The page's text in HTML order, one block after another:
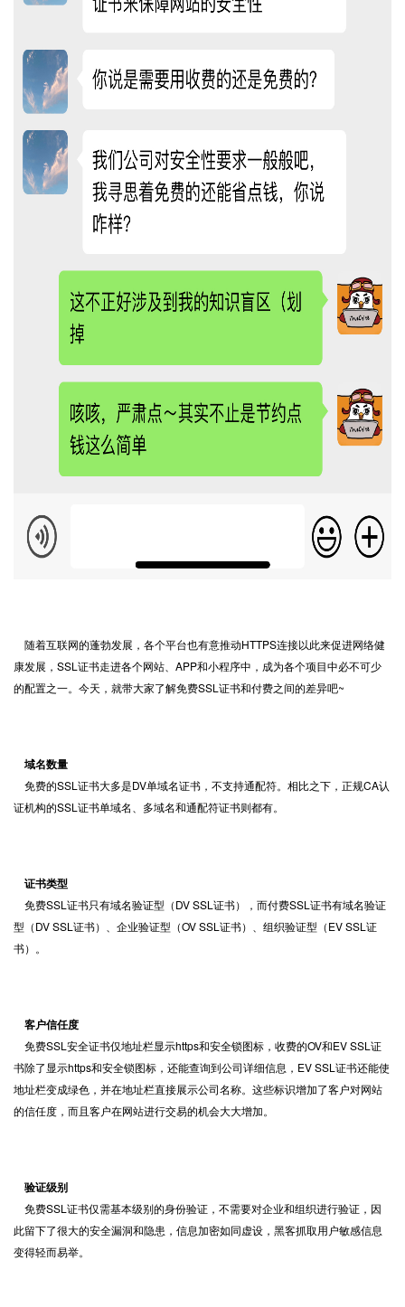
随着互联网的蓬勃发展，各个平台也有意推动HTTPS连接以此来促进网络健
康发展， SSL证书走进各个网站、APP和小程序中，成为各个项目中必不可少
的配置之一。今天，就带大家了解免费SSL证书和付费之间的差异吧~
域名数量
免费的SSL证书大多是DV单域名证书，不支持通配符。相比之下，正规CA认
证机构的SSL证书单域名、多域名和通配符证书则都有。
证书类型
免费SSL证书只有域名验证型（DV SSL证书），而付费SSL证书有域名验证
型（DV SSL证书）、企业验证型（OV SSL证书）、组织验证型（EV SSL证
书）。
客户信任度
免费SSL安全证书仅地址栏显示https和安全锁图标，收费的OV和EV SSL证
书除了显示https和安全锁图标，还能查询到公司详细信息，EV SSL证书还能使
地址栏变成绿色，并在地址栏直接展示公司名称。这些标识增加了客户对网站
的信任度，而且客户在网站进行交易的机会大大增加。
验证级别
免费SSL证书仅需基本级别的身份验证，不需要对企业和组织进行验证，因
此留下了很大的安全漏洞和隐患，信息加密如同虚设，黑客抓取用户敏感信息
变得轻而易举。